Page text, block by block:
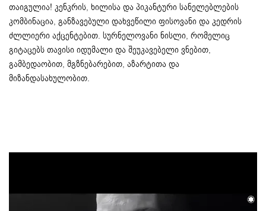
თაიგულია! კენკრის, ხილისა და პიკანტური სანელებლების
კომბინაცია, განზავებული დახვეწილი ფისოვანი და კედრის
ძლლიერი აქცენტებით. სურნელოვანი ნისლი, რომელიც
გიტაცებს თავისი იდუმალი და შეუკავებელი ვნებით,
გამბედაობით, მგზნებარებით, აზარტითა და
მიზანდასახულობით.